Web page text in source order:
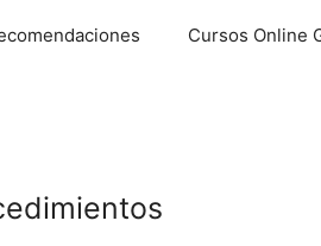
Cursos Online